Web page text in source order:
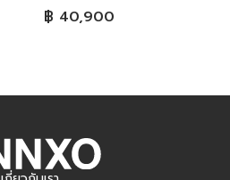
฿ 40,900